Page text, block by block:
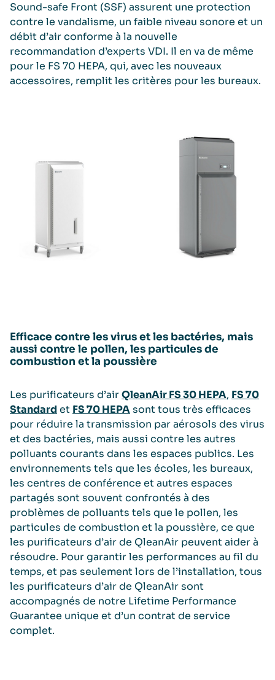
Sound-safe Front (SSF) assurent une protection
contre le vandalisme, un faible niveau sonore et un
débit d’air conforme à la nouvelle
recommandation d’experts VDI. Il en va de même
pour le FS 70 HEPA, qui, avec les nouveaux
accessoires, remplit les critères pour les bureaux.
Efficace contre les virus et les bactéries, mais
aussi contre le pollen, les particules de
combustion et la poussière
Les purificateurs d’airQleanAir FS 30 HEPA, FS 70
Standardet FS 70 HEPAsont tous très efficaces
pour réduire la transmission par aérosols des virus
et des bactéries, mais aussi contre les autres
polluants courants dans les espaces publics. Les
environnements tels que les écoles, les bureaux,
les centres de conférence et autres espaces
partagés sont souvent confrontés à des
problèmes de polluants tels que le pollen, les
particules de combustion et la poussière, ce que
les purificateurs d’air de QleanAir peuvent aider à
résoudre. Pour garantir les performances au fil du
temps, et pas seulement lors de l’installation, tous
les purificateurs d’air de QleanAir sont
accompagnés de notre Lifetime Performance
Guarantee unique et d’un contrat de service
complet.